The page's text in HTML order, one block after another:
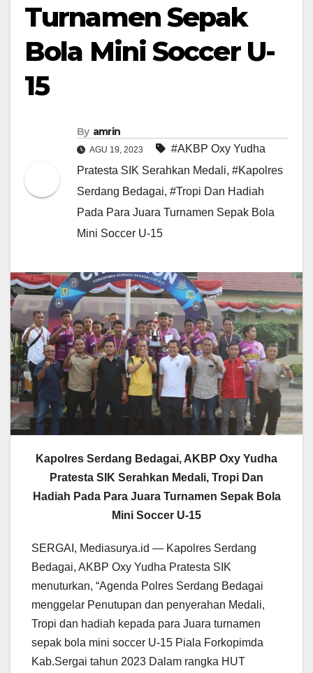
Turnamen Sepak
Bola Mini Soccer U-
15
By amrin
AGU 19, 2023
#AKBP Oxy Yudha
Pratesta SIK Serahkan Medali, #Kapolres
Serdang Bedagai, #Tropi Dan Hadiah
Pada Para Juara Turnamen Sepak Bola
Mini Soccer U-15
Kapolres Serdang Bedagai, AKBP Oxy Yudha
Pratesta SIK Serahkan Medali, Tropi Dan
Hadiah Pada Para Juara Turnamen Sepak Bola
Mini Soccer U-15
SERGAI, Mediasurya.id — Kapolres Serdang
Bedagai, AKBP Oxy Yudha Pratesta SIK
menuturkan, “Agenda Polres Serdang Bedagai
menggelar Penutupan dan penyerahan Medali,
Tropi dan hadiah kepada para Juara turnamen
sepak bola mini soccer U-15 Piala Forkopimda
Kab.Sergai tahun 2023 Dalam rangka HUT